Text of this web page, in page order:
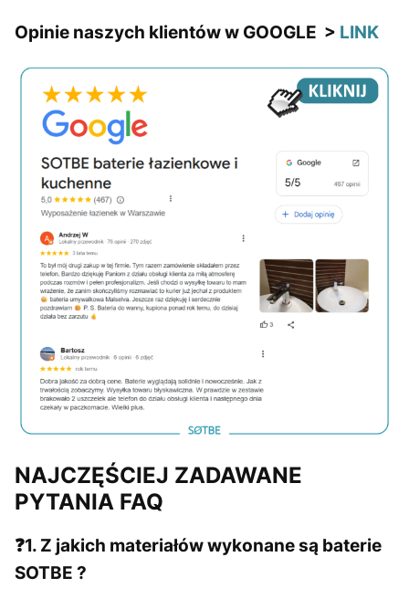
Opinie naszych klientów w GOOGLE > LINK
NAJCZĘŚCIEJ ZADAWANE
PYTANIA FAQ
❓1. Z jakich materiałów wykonane są baterie
SOTBE ?